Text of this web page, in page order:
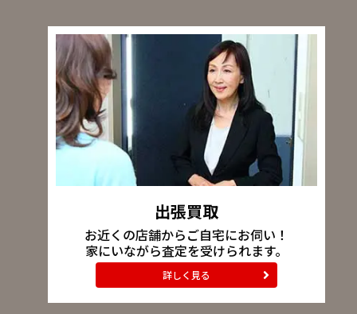
出張買取
お近くの店舗からご自宅にお伺い！
家にいながら査定を受けられます。
詳しく見る